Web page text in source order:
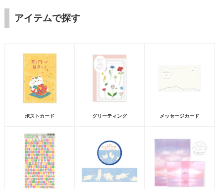
アイテムで探す
ポストカード グリーティング メッセージカード